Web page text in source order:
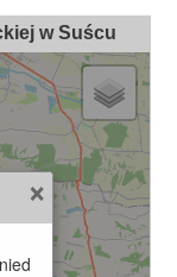
w Suścu
×